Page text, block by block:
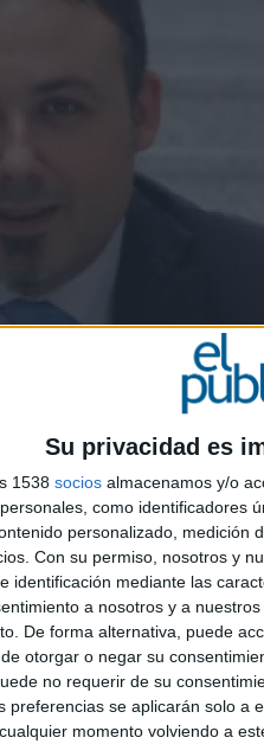
Su privacidad es
1538 socios almacenamos y/o
como identificadores
personalizado, medición
Con su permiso, nosotros y
identificación mediante las
a nosotros y a
De forma alternativa, puede
otorgar o negar su
no requerir de su
preferencias se aplicarán solo a
momento volviendo a
A PRUEBA LA CREATIVIDAD DE LAS MARCAS